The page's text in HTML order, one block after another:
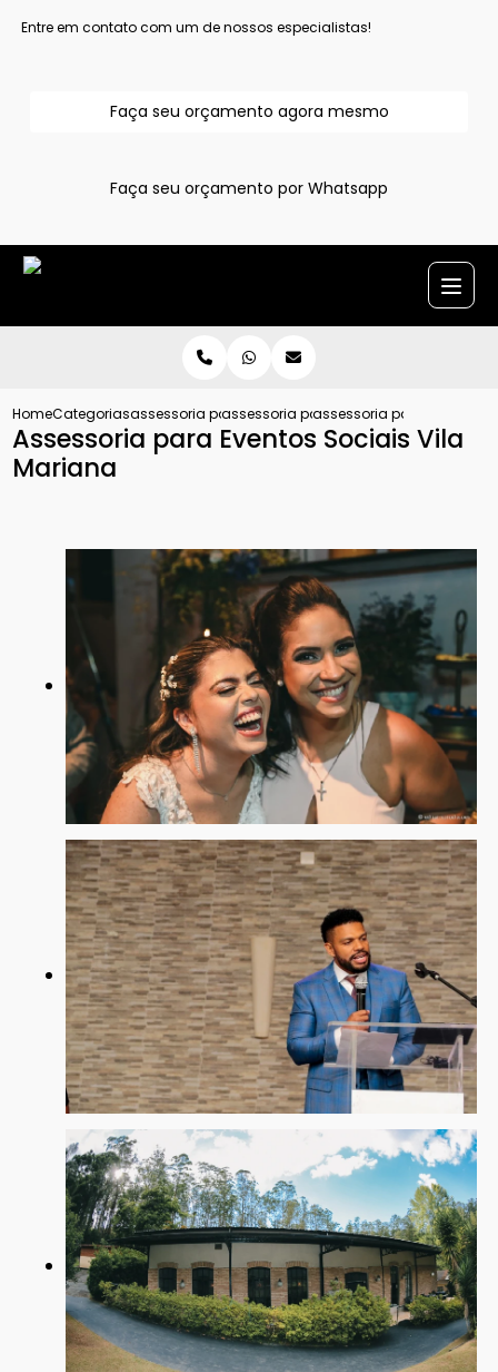
Entre em contato com um de nossos especialistas!
Faça seu orçamento agora mesmo
Faça seu orçamento por Whatsapp
HomeCategoriasassessoria para eventoassessoria para festaassessoria para eventos
Assessoria para Eventos Sociais Vila
Mariana